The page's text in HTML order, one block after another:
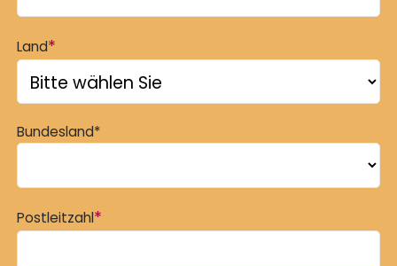
Land*
Bundesland*
Postleitzahl*